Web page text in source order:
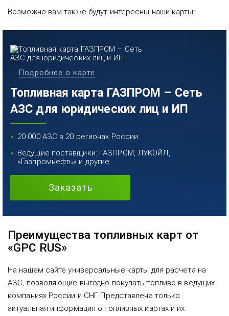
Возможно вам также будут интересны наши карты:
Топливная карта ГАЗПРОМ – Сеть
АЗС для юридических лиц и ИП
20 000 АЗС в 20 регионах России
Ведущие поставщики: ГАЗПРОМ, ЛУКОЙЛ,
«Газпромнефть» и другие.
Заказать
Подробнее о карте
Преимущества топливных карт от
«GPC RUS»
На нашем сайте универсальные карты для расчета на
АЗС, позволяющие выгодно покупать топливо в ведущих
компаниях России и СНГ. Представлена только
актуальная информация о топливных картах и их